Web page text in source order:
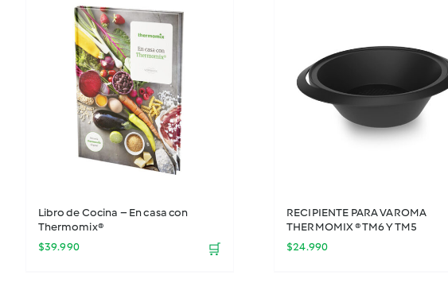
Libro de Cocina – En casa con
Thermomix®
$39.990 🛒
RECIPIENTE PARA VAROMA
THERMOMIX ® TM6 Y TM5
$24.990